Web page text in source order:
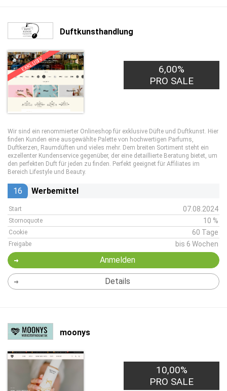
Duftkunsthandlung
EXKLUSIV
6,00%
PRO SALE
Wir sind ein renommierter Onlineshop für exklusive Düfte und Duftkunst. Hier
finden Kunden eine ausgewählte Palette von hochwertigen Parfums,
Duftkerzen, Raumdüften und vieles mehr. Dem breiten Sortiment steht ein
exzellenter Kundenservice gegenüber, der eine detaillierte Beratung bietet, um
den perfekten Duft für jeden zu finden. Perfekt geeignet für Affiliates im
Bereich Lifestyle und Beauty.
16 Werbemittel
Start 07.08.2024
Stornoquote 10 %
Cookie 60 Tage
Freigabe bis 6 Wochen
Anmelden
Details
moonys
10,00%
PRO SALE